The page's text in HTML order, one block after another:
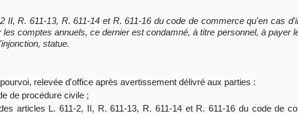
II, R. 611-13, R. 611-14 et R. 611-16 du code de commerce qu'en cas
comptes annuels, ce dernier est condamné, à titre personnel, à payer
statue.
relevée d'office après avertissement délivré aux parties :
de procédure civile ;
articles L. 611-2, II, R. 611-13, R. 611-14 et R. 611-16 du code de